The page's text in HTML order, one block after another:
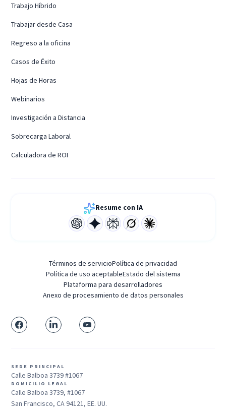
Trabajo Híbrido
Trabajar desde Casa
Regreso a la oficina
Casos de Éxito
Hojas de Horas
Webinarios
Investigación a Distancia
Sobrecarga Laboral
Calculadora de ROI
Resume con IA
Términos de servicioPolítica de privacidad
Política de uso aceptableEstado del sistema
Plataforma para desarrolladores
Anexo de procesamiento de datos personales
SEDE PRINCIPAL
Calle Balboa 3739 #1067
DOMICILIO LEGAL
Calle Balboa 3739, #1067
San Francisco, CA 94121, EE. UU.